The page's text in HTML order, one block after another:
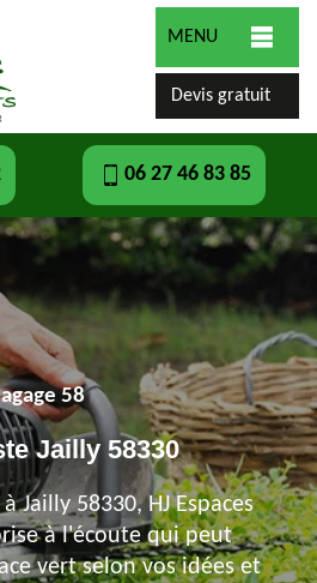
MENU
Devis gratuit
06 27 46 83 85
58
Jailly 58330
Jailly 58330, HJ Espaces
à l'écoute qui peut
vert selon vos idées et